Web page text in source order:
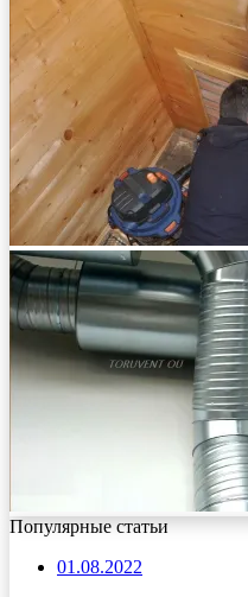
Популярные статьи
01.08.2022